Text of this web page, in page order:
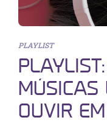
PLAYLIST
MÚSICAS
OUVIR